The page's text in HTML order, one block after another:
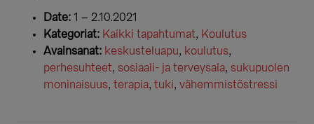
Date: 1 – 2.10.2021
Kategoriat: Kaikki tapahtumat, Koulutus
Avainsanat: keskusteluapu, koulutus,
perhesuhteet, sosiaali- ja terveysala, sukupuolen
moninaisuus,terapia,tuki,vähemmistöstressi